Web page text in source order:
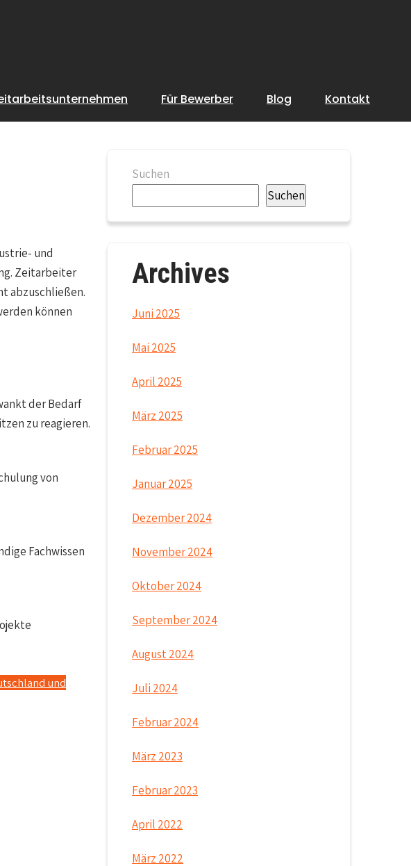
Für Bewerber Blog Kontakt
und
Zeitarbeiter
abzuschließen.
können
der Bedarf
zu reagieren.
von
Fachwissen
und
Suchen
Suchen
Archives
Juni 2025
Mai 2025
April 2025
März 2025
Februar 2025
Januar 2025
Dezember 2024
November 2024
Oktober 2024
September 2024
August 2024
Juli 2024
Februar 2024
März 2023
Februar 2023
April 2022
März 2022